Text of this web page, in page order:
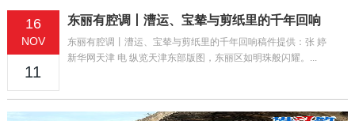
16
NOV
11
东丽有腔调丨漕运、宝辇与剪纸里的千年回响
东丽有腔调丨漕运、宝辇与剪纸里的千年回响稿件提供：张 婷
新华网天津 电 纵览天津东部版图，东丽区如明珠般闪耀。...